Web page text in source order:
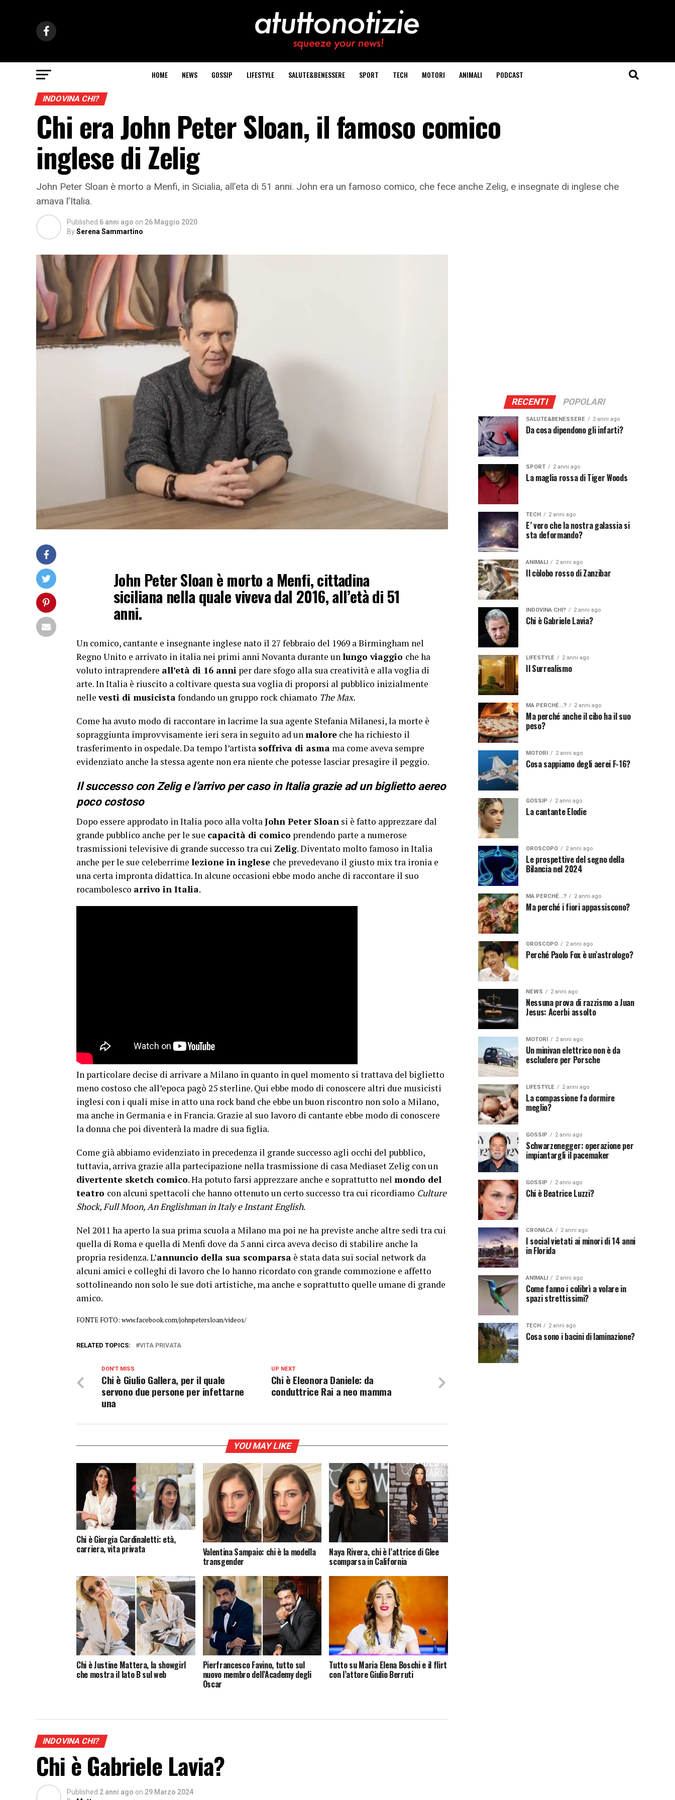
HOME NEWS GOSSIP LIFESTYLE SALUTE&BENESSERE SPORT TECH MOTORI ANIMALI PODCAST
INDOVINA CHI?
Chi era John Peter Sloan, il famoso comico
inglese di Zelig
John Peter Sloan è morto a Menfi, in Sicialia, all’eta di 51 anni. John era un famoso comico, che fece anche Zelig, e insegnate di inglese che
amava l’Italia.
Published 6 anni ago on 26 Maggio 2020
BySerena Sammartino
John Peter Sloan è morto a Menfi, cittadina
siciliana nella quale viveva dal 2016, all’età di 51
anni.
Un comico, cantante e insegnante inglese nato il 27 febbraio del 1969 a Birmingham nel
Regno Unito e arrivato in italia nei primi anni Novanta durante unlungo viaggio che ha
voluto intraprendere all’età di 16 anni per dare sfogo alla sua creatività e alla voglia di
arte. In Italia è riuscito a coltivare questa sua voglia di proporsi al pubblico inizialmente
nellevesti di musicistafondando un gruppo rock chiamato The Max.
Come ha avuto modo di raccontare in lacrime la sua agente Stefania Milanesi, la morte è
sopraggiunta improvvisamente ieri sera in seguito ad unmalore che ha richiesto il
trasferimento in ospedale. Da tempo l’artista soffriva di asma ma come aveva sempre
evidenziato anche la stessa agente non era niente che potesse lasciar presagire il peggio.
Il successo con Zelig e l’arrivo per caso in Italia grazie ad un biglietto aereo
poco costoso
Dopo essere approdato in Italia poco alla voltaJohn Peter Sloan si è fatto apprezzare dal
grande pubblico anche per le sue capacità di comico prendendo parte a numerose
trasmissioni televisive di grande successo tra cui Zelig. Diventato molto famoso in Italia
anche per le sue celeberrime lezione in inglese che prevedevano il giusto mix tra ironia e
una certa impronta didattica. In alcune occasioni ebbe modo anche di raccontare il suo
rocambolesco arrivo in Italia.
In particolare decise di arrivare a Milano in quanto in quel momento si trattava del biglietto
meno costoso che all’epoca pagò 25 sterline. Qui ebbe modo di conoscere altri due musicisti
inglesi con i quali mise in atto una rock band che ebbe un buon riscontro non solo a Milano,
ma anche in Germania e in Francia. Grazie al suo lavoro di cantante ebbe modo di conoscere
la donna che poi diventerà la madre di sua figlia.
Come già abbiamo evidenziato in precedenza il grande successo agli occhi del pubblico,
tuttavia, arriva grazie alla partecipazione nella trasmissione di casa Mediaset Zelig con un
divertente sketch comico. Ha potuto farsi apprezzare anche e soprattutto nel mondo del
teatro con alcuni spettacoli che hanno ottenuto un certo successo tra cui ricordiamo Culture
Shock, Full Moon, An Englishman in Italy e Instant English.
Nel 2011 ha aperto la sua prima scuola a Milano ma poi ne ha previste anche altre sedi tra cui
quella di Roma e quella di Menfi dove da 5 anni circa aveva deciso di stabilire anche la
propria residenza. L’annuncio della sua scomparsa è stata data sui social network da
alcuni amici e colleghi di lavoro che lo hanno ricordato con grande commozione e affetto
sottolineando non solo le sue doti artistiche, ma anche e soprattutto quelle umane di grande
amico.
FONTE FOTO: www.facebook.com/johnpetersloan/videos/
RELATED TOPICS: VITA PRIVATA
UP NEXT
Chi è Eleonora Daniele: da
conduttrice Rai a neo mamma
DON'T MISS
Chi è Giulio Gallera, per il quale
servono due persone per infettarne
una
YOU MAY LIKE
Chi è Giorgia Cardinaletti: età,
carriera, vita privata Valentina Sampaio: chi è la modella
transgender
Naya Rivera, chi è l’attrice di Glee
scomparsa in California
Chi è Justine Mattera, la showgirl
che mostra il lato B sul web
Pierfrancesco Favino, tutto sul
nuovo membro dell’Academy degli
Oscar
Tutto su Maria Elena Boschi e il flirt
con l’attore Giulio Berruti
INDOVINA CHI?
Chi è Gabriele Lavia?
Published 2 anni ago on 29 Marzo 2024
RECENTI POPOLARI
SALUTE&BENESSERE 2 anni ago
Da cosa dipendono gli infarti?
SPORT 2 anni ago
La maglia rossa di Tiger Woods
TECH 2 anni ago
E’ vero che la nostra galassia si
sta deformando?
ANIMALI 2 anni ago
Il còlobo rosso di Zanzibar
INDOVINA CHI? 2 anni ago
Chi è Gabriele Lavia?
LIFESTYLE 2 anni ago
Il Surrealismo
MA PERCHÉ...? 2 anni ago
Ma perché anche il cibo ha il suo
peso?
MOTORI 2 anni ago
Cosa sappiamo degli aerei F-16?
GOSSIP 2 anni ago
La cantante Elodie
OROSCOPO 2 anni ago
Le prospettive del segno della
Bilancia nel 2024
MA PERCHÉ...? 2 anni ago
Ma perché i fiori appassiscono?
OROSCOPO 2 anni ago
Perché Paolo Fox è un’astrologo?
NEWS 2 anni ago
Nessuna prova di razzismo a Juan
Jesus: Acerbi assolto
MOTORI 2 anni ago
Un minivan elettrico non è da
escludere per Porsche
LIFESTYLE 2 anni ago
La compassione fa dormire
meglio?
GOSSIP 2 anni ago
Schwarzenegger: operazione per
impiantargli il pacemaker
GOSSIP 2 anni ago
Chi è Beatrice Luzzi?
CRONACA 2 anni ago
I social vietati ai minori di 14 anni
in Florida
ANIMALI 2 anni ago
Come fanno i colibrì a volare in
spazi strettissimi?
TECH 2 anni ago
Cosa sono i bacini di laminazione?